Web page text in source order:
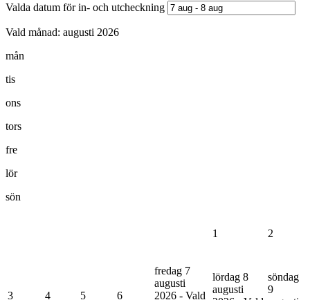
Valda datum för in- och utcheckning
Vald månad: augusti 2026
mån
tis
ons
tors
fre
lör
sön
1 2
3 4 5 6
fredag 7
augusti
2026 - Vald
lördag 8
augusti
söndag
9